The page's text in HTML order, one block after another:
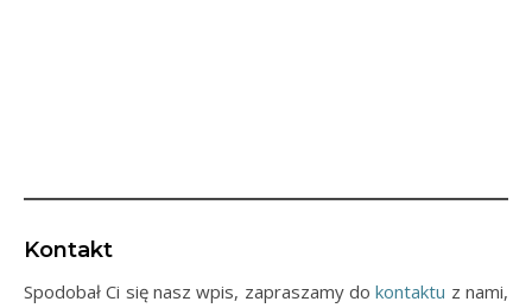
Kontakt
Spodobał Ci się nasz wpis, zapraszamy dokontaktu z nami,